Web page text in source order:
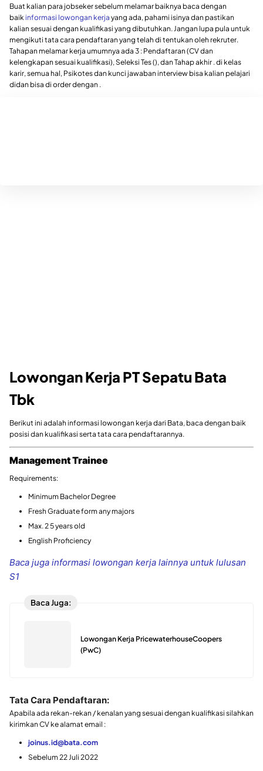
Buat kalian para jobseker sebelum melamar baiknya baca dengan
baik informasi lowongan kerja yang ada, pahami isinya dan pastikan
kalian sesuai dengan kualifikasi yang dibutuhkan. Jangan lupa pula untuk
mengikuti tata cara pendaftaran yang telah di tentukan oleh rekruter.
Tahapan melamar kerja umumnya ada 3 : Pendaftaran (CV dan
kelengkapan sesuai kualifikasi), Seleksi Tes (), dan Tahap akhir . di kelas
karir, semua hal, Psikotes dan kunci jawaban interview bisa kalian pelajari
didan bisa di order dengan .
Lowongan Kerja PT Sepatu Bata
Tbk
Berikut ini adalah informasi lowongan kerja dari Bata, baca dengan baik
posisi dan kualifikasi serta tata cara pendaftarannya.
Management Trainee
Requirements:
Minimum Bachelor Degree
Fresh Graduate form any majors
Max. 2 5 years old
English Proficiency
Baca juga informasi lowongan kerja lainnya untuk lulusan
S1
Baca Juga:
Lowongan Kerja PricewaterhouseCoopers
(PwC)
Tata Cara Pendaftaran:
Apabila ada rekan-rekan / kenalan yang sesuai dengan kualifikasi silahkan
kirimkan CV ke alamat email :
joinus.id@bata.com
Sebelum 22 Juli 2022